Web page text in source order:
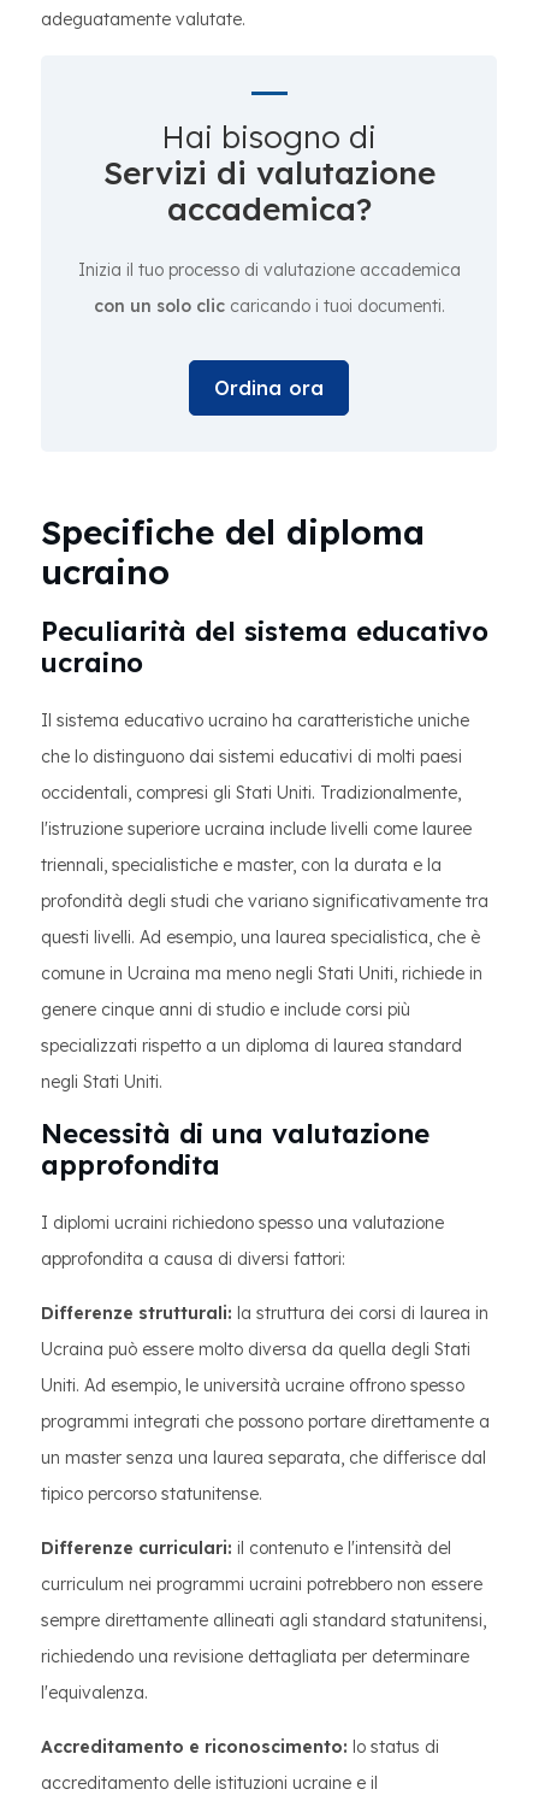
adeguatamente valutate.
Hai bisogno di
Servizi di valutazione
accademica?
Inizia il tuo processo di valutazione accademica
con un solo cliccaricando i tuoi documenti.
Ordina ora
Specifiche del diploma
ucraino
Peculiarità del sistema educativo
ucraino
Il sistema educativo ucraino ha caratteristiche uniche
che lo distinguono dai sistemi educativi di molti paesi
occidentali, compresi gli Stati Uniti. Tradizionalmente,
l'istruzione superiore ucraina include livelli come lauree
triennali, specialistiche e master, con la durata e la
profondità degli studi che variano significativamente tra
questi livelli. Ad esempio, una laurea specialistica, che è
comune in Ucraina ma meno negli Stati Uniti, richiede in
genere cinque anni di studio e include corsi più
specializzati rispetto a un diploma di laurea standard
negli Stati Uniti.
Necessità di una valutazione
approfondita
I diplomi ucraini richiedono spesso una valutazione
approfondita a causa di diversi fattori:
Differenze strutturali: la struttura dei corsi di laurea in
Ucraina può essere molto diversa da quella degli Stati
Uniti. Ad esempio, le università ucraine offrono spesso
programmi integrati che possono portare direttamente a
un master senza una laurea separata, che differisce dal
tipico percorso statunitense.
Differenze curriculari: il contenuto e l'intensità del
curriculum nei programmi ucraini potrebbero non essere
sempre direttamente allineati agli standard statunitensi,
richiedendo una revisione dettagliata per determinare
l'equivalenza.
Accreditamento e riconoscimento: lo status di
accreditamento delle istituzioni ucraine e il